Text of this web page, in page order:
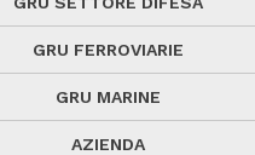
GRU FERROVIARIE
GRU MARINE
AZIENDA